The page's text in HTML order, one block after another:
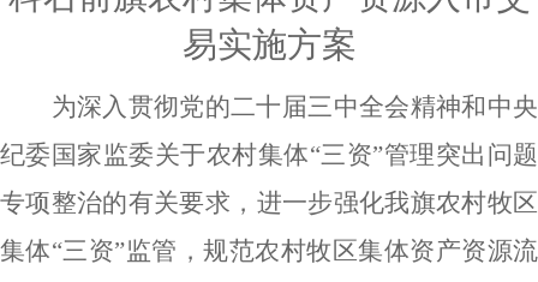
易实施方案
为深入贯彻党的二十届三中全会精神和中央
纪委国家监委关于农村集体“三资”管理突出问题
专项整治的有关要求，进一步强化我旗农村牧区
集体“三资”监管，规范农村牧区集体资产资源流